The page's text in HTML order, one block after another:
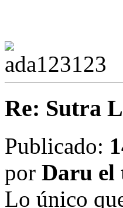
Re: Sutra
Publicado:
por Daru el
Lo único